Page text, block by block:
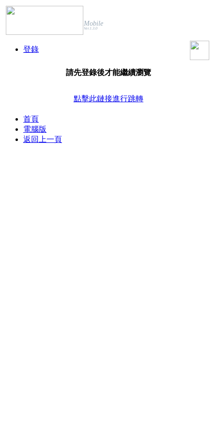
Mobile
Ver.1.3.0
登錄
請先登錄後才能繼續瀏覽
點擊此鏈接進行跳轉
首頁
電腦版
返回上一頁